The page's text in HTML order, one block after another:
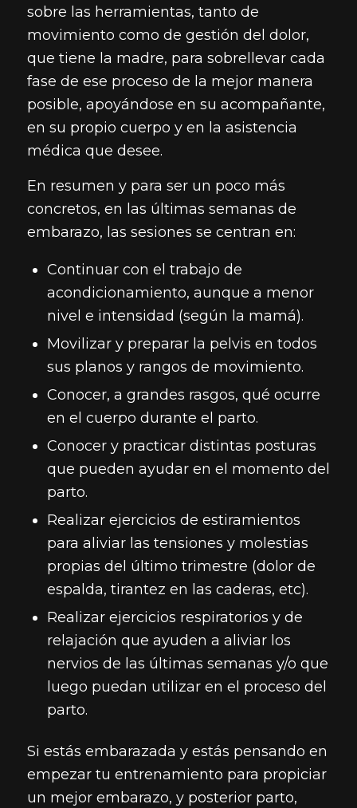
sobre las herramientas, tanto de
movimiento como de gestión del dolor,
que tiene la madre, para sobrellevar cada
fase de ese proceso de la mejor manera
posible, apoyándose en su acompañante,
en su propio cuerpo y en la asistencia
médica que desee.
En resumen y para ser un poco más
concretos, en las últimas semanas de
embarazo, las sesiones se centran en:
Continuar con el trabajo de
acondicionamiento, aunque a menor
nivel e intensidad (según la mamá).
Movilizar y preparar la pelvis en todos
sus planos y rangos de movimiento.
Conocer, a grandes rasgos, qué ocurre
en el cuerpo durante el parto.
Conocer y practicar distintas posturas
que pueden ayudar en el momento del
parto.
Realizar ejercicios de estiramientos
para aliviar las tensiones y molestias
propias del último trimestre (dolor de
espalda, tirantez en las caderas, etc).
Realizar ejercicios respiratorios y de
relajación que ayuden a aliviar los
nervios de las últimas semanas y/o que
luego puedan utilizar en el proceso del
parto.
Si estás embarazada y estás pensando en
empezar tu entrenamiento para propiciar
un mejor embarazo, y posterior parto,